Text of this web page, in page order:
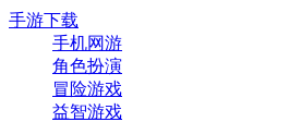
手游下载
手机网游
角色扮演
冒险游戏
益智游戏